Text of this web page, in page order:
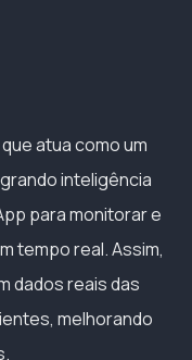
atua como um
inteligência
para monitorar e
tempo real. Assim,
dados reais das
melhorando